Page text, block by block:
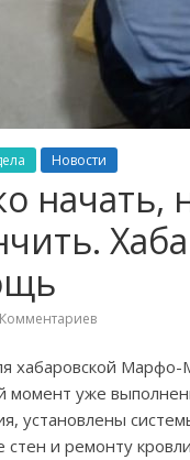
Новости
хабаровской
момент уже
установлены
стен и ремонту